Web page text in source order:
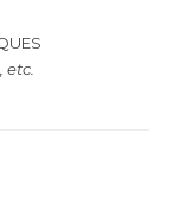
etc.